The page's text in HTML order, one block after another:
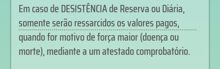
Em caso de DESISTÊNCIA de Reserva ou Diária,
somente serão ressarcidos os valores pagos,
quando for motivo de força maior (doença ou
morte), mediante a um atestado comprobatório.